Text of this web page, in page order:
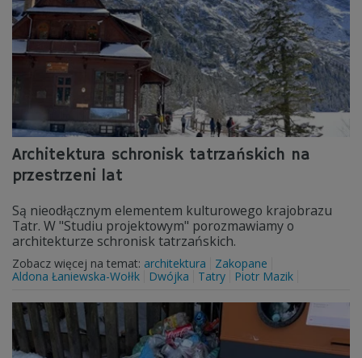
Architektura schronisk tatrzańskich na
przestrzeni lat
Są nieodłącznym elementem kulturowego krajobrazu
Tatr. W "Studiu projektowym" porozmawiamy o
architekturze schronisk tatrzańskich.
Zobacz więcej na temat: architektura
Zakopane
Aldona Łaniewska-Wołłk
Dwójka Tatry Piotr Mazik